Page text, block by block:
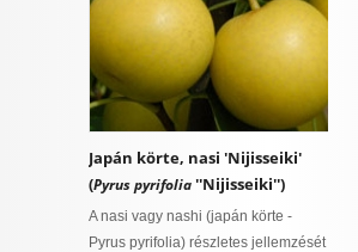
Japán körte, nasi 'Nijisseiki'
(Pyrus pyrifolia''Nijisseiki'')
A nasi vagy nashi (japán körte -
Pyrus pyrifolia) részletes jellemzését